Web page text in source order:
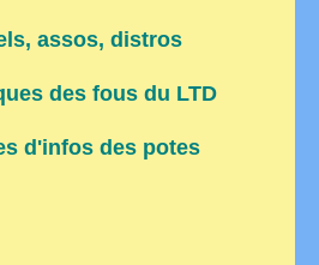
assos, distros
des fous du LTD
d'infos des potes